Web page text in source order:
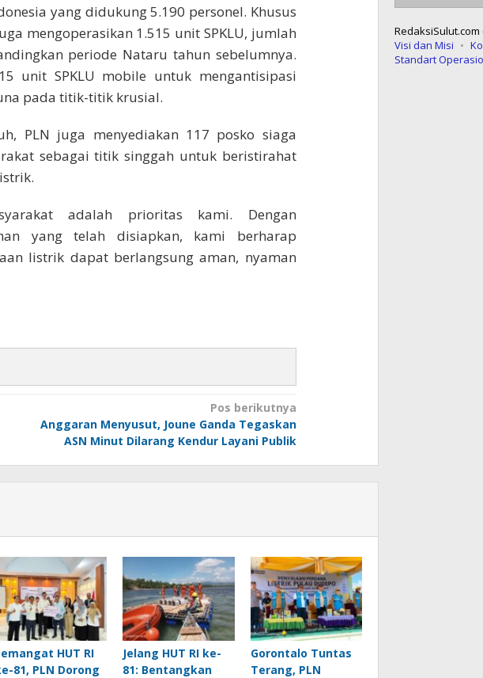
yang didukung 5.190 personel. Khusus
mengoperasikan 1.515 unit SPKLU, jumlah
periode Nataru tahun sebelumnya.
unit SPKLU mobile untuk mengantisipasi
pada titik-titik krusial.
PLN juga menyediakan 117 posko siaga
sebagai titik singgah untuk beristirahat
adalah prioritas kami. Dengan
yang telah disiapkan, kami berharap
listrik dapat berlangsung aman, nyaman
Pos berikutnya
Anggaran Menyusut, Joune Ganda Tegaskan
ASN Minut Dilarang Kendur Layani Publik
HUT RI
81, PLN Dorong
Jelang HUT RI ke-
81: Bentangkan
Gorontalo Tuntas
Terang, PLN
RedaksiSulut.com
Visi dan Misi
Standart